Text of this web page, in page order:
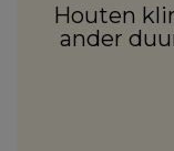
Houten
ander